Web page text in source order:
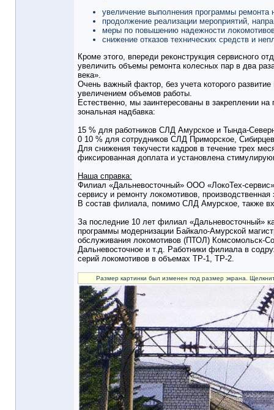
увеличение выполнения программы ремонта
продолжение реализации мероприятий,
меры по повышению надежности
снижение отказов технических средств и
Кроме этого, впереди реконструкция сервисного
увеличить объемы ремонта колесных пар в два
века».
Очень важный фактор, без учета которого
увеличением объемов работы.
Естественно, мы заинтересованы в закреплении
зональная надбавка:
15 % для работников СЛД Амурское и Тында-
0 10 % для сотрудников СЛД Приморское,
Для снижения текучести кадров в течение трех
фиксированная доплата и установлена
Наша справка:
Филиал «Дальневосточный» ООО «ЛокоТех-
сервису и ремонту локомотивов,
В состав филиала, помимо СЛД Амурское, также
За последние 10 лет филиал «Дальневосточный»
программы модернизации Байкало-Амурской
обслуживания локомотивов (ПТОЛ) Комсомольск-
Дальневосточное и т.д. Работники филиала в
серий локомотивов в объемах ТР-1, ТР-2.
Размер картинки был изменен под размер экрана.